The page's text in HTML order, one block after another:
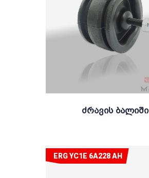
Ძრავის Ბალიში
ERG YC1E 6A228 AH